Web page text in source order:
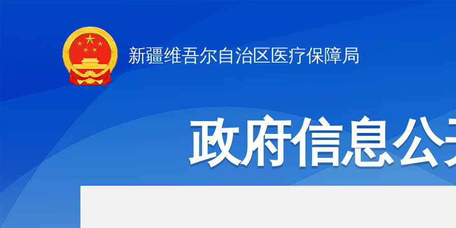
新疆维吾尔自治区医疗保障局
政府信息公